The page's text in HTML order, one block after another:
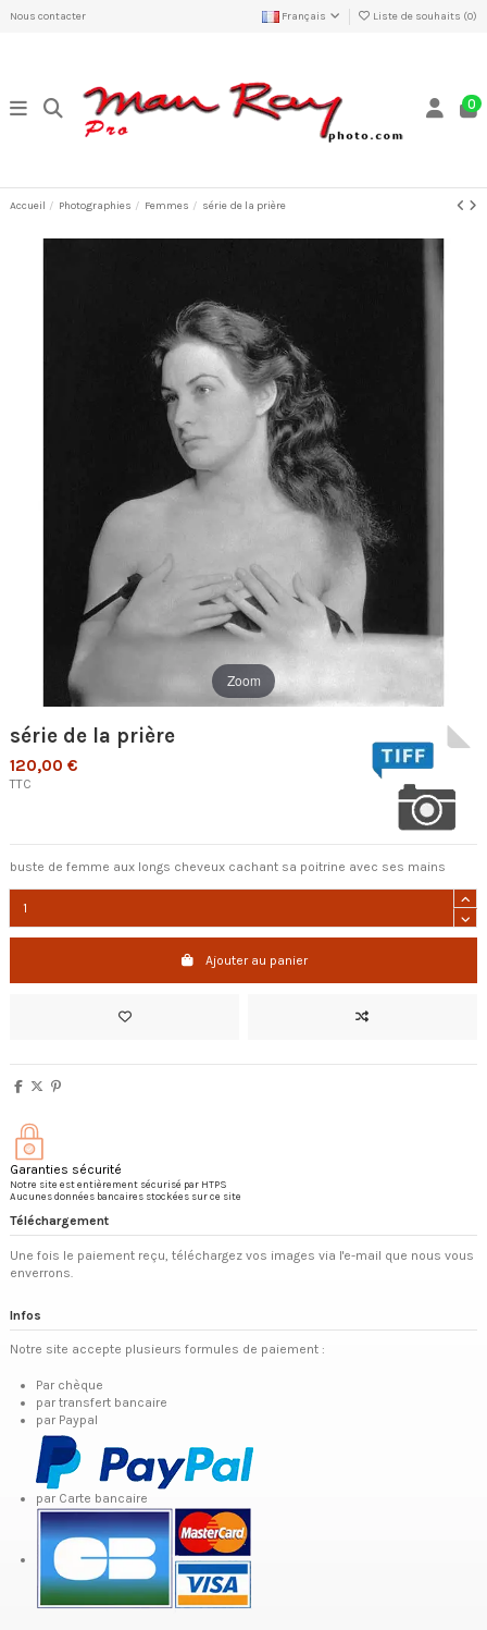
Nous contacter Français Liste de souhaits (0)
0
Accueil Photographies Femmes série de la prière
Zoom
série de la prière
120,00 €
TTC
buste de femme aux longs cheveux cachant sa poitrine avec ses mains
Ajouter au panier
Garanties sécurité
Notre site est entièrement sécurisé par HTPS
Aucunes données bancaires stockées sur ce site
Téléchargement
Une fois le paiement reçu, téléchargez vos images via l'e-mail que nous vous
enverrons.
Infos
Notre site accepte plusieurs formules de paiement :
Par chèque
par transfert bancaire
par Paypal
par Carte bancaire